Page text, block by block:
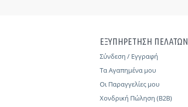
ΕΞΥΠΗΡΕΤΗΣΗ ΠΕΛΑΤΩΝ
Σύνδεση / Εγγραφή
Τα Αγαπημένα μου
Οι Παραγγελίες μου
Χονδρική Πώληση (B2B)